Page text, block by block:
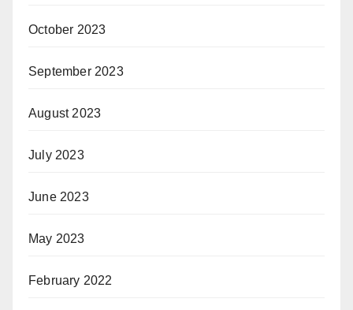
October 2023
September 2023
August 2023
July 2023
June 2023
May 2023
February 2022